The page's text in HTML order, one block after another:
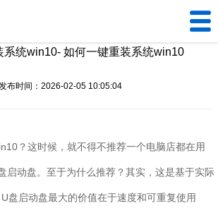
U盘工具
装机问题
电脑问题
系统win10- 如何一键重装系统win10
布时间：2026-02-05 10:05:04
？这时候，就不得不推荐一个电脑店都在用
启动盘。至于为什么推荐？其实，这是基于实际
U盘启动盘最大的价值在于速度和可重复使用